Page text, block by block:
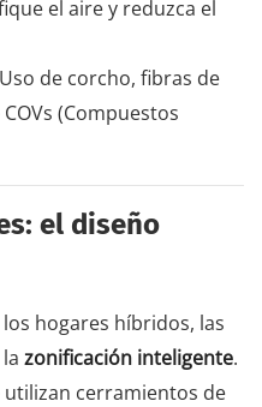
el aire y reduzca el
Uso de corcho, fibras de
(Compuestos
el diseño
hogares híbridos, las
zonificación inteligente.
utilizan cerramientos de